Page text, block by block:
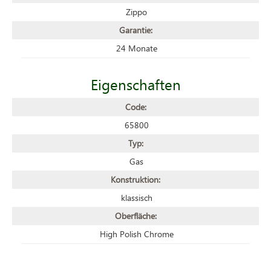
Zippo
Garantie:
24 Monate
Eigenschaften
Code:
65800
Typ:
Gas
Konstruktion:
klassisch
Oberfläche:
High Polish Chrome